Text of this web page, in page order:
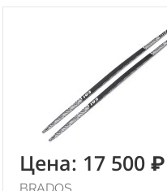
Цена: 17 500 ₽